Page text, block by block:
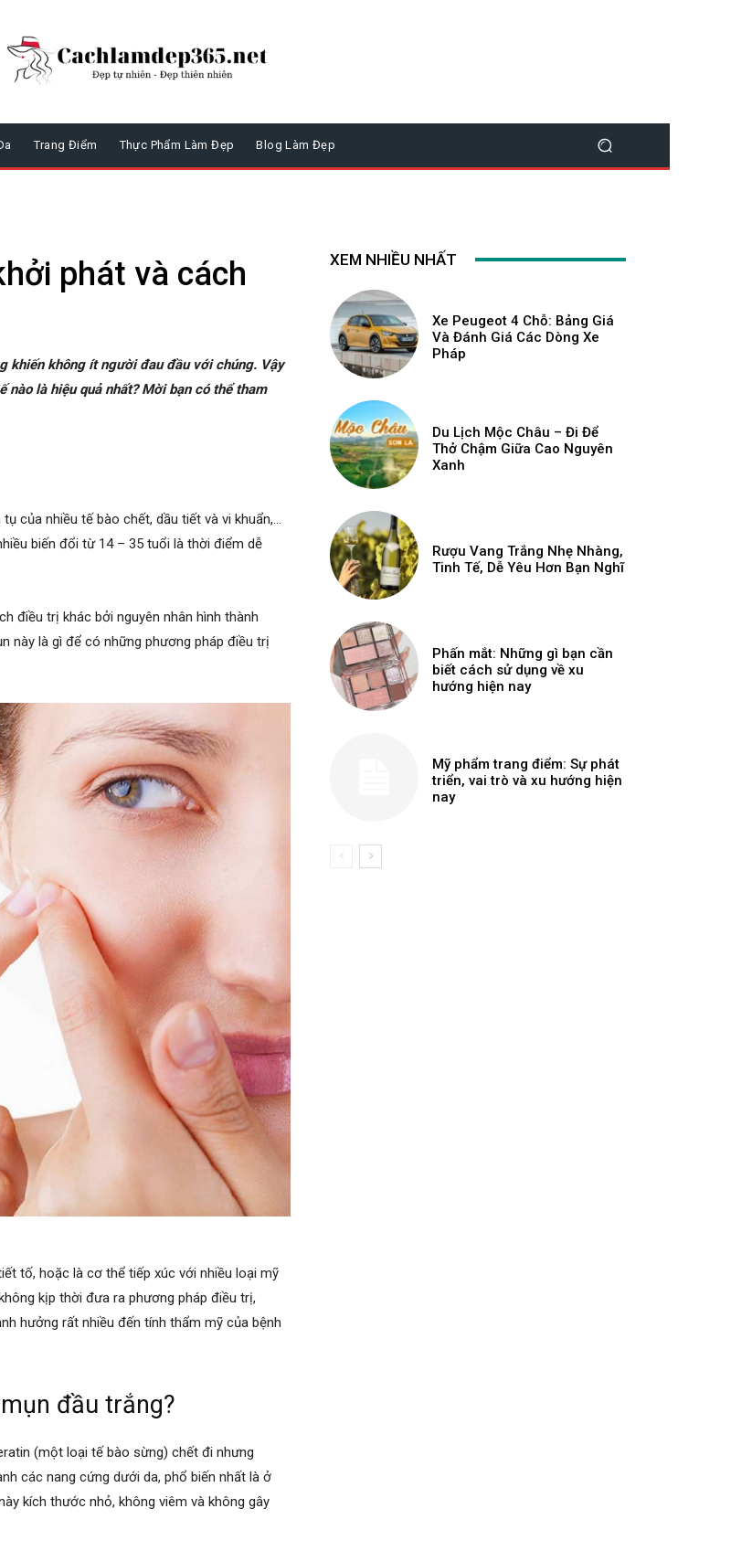
Trang Điểm Thực Phẩm Làm Đẹp Blog Làm Đẹp
phát và cách
khiến không ít người đau đầu với chúng. Vậy
nào là hiệu quả nhất? Mời bạn có thể tham
của nhiều tế bào chết, dầu tiết và vi khuẩn,…
biến đổi từ 14 – 35 tuổi là thời điểm dễ
điều trị khác bởi nguyên nhân hình thành
này là gì để có những phương pháp điều trị
tố, hoặc là cơ thể tiếp xúc với nhiều loại mỹ
kịp thời đưa ra phương pháp điều trị,
hưởng rất nhiều đến tính thẩm mỹ của bệnh
đầu trắng?
(một loại tế bào sừng) chết đi nhưng
các nang cứng dưới da, phổ biến nhất là ở
kích thước nhỏ, không viêm và không gây
XEM NHIỀU NHẤT
Xe Peugeot 4 Chỗ: Bảng Giá
Và Đánh Giá Các Dòng Xe
Pháp
Du Lịch Mộc Châu – Đi Để
Thở Chậm Giữa Cao Nguyên
Xanh
Rượu Vang Trắng Nhẹ Nhàng,
Tinh Tế, Dễ Yêu Hơn Bạn Nghĩ
Phấn mắt: Những gì bạn cần
biết cách sử dụng về xu
hướng hiện nay
Mỹ phẩm trang điểm: Sự phát
triển, vai trò và xu hướng hiện
nay